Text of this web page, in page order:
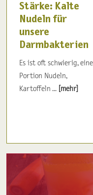
Stärke: Kalte
Nudeln für
unsere
Darmbakterien
Es ist oft schwierig, eine
Portion Nudeln,
Kartoffeln ... [mehr]